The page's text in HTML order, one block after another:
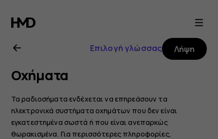
Οδηγίες
χρήσης
Nokia
8.3
5G
Επιλογή γλώσσας Λήψη
Οχήματα
Τα ραδιοσήματα ενδέχεται να επηρεάσουν τα
ηλεκτρονικά συστήματα οχημάτων που δεν είναι
εγκατεστημένα σωστά ή που είναι ανεπαρκώς
θωρακισμένα. Για περισσότερες πληροφορίες,